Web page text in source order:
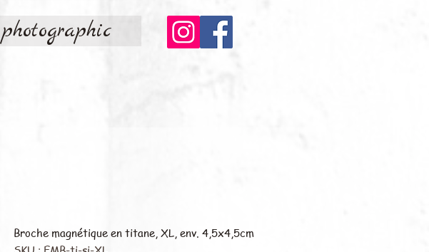
photographic
Broche magnétique en titane, XL, env. 4,5x4,5cm